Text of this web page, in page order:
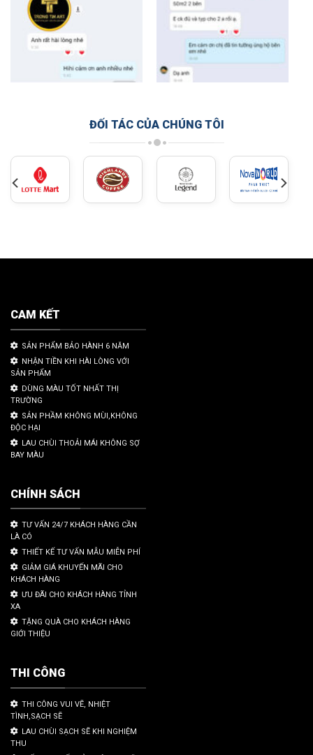
ĐỐI TÁC CỦA CHÚNG TÔI
CAM KẾT
SẢN PHẨM BẢO HÀNH 6 NĂM
NHẬN TIỀN KHI HÀI LÒNG VỚI
SẢN PHẨM
DÙNG MÀU TỐT NHẤT THỊ
TRƯỜNG
SẢN PHẦM KHÔNG MÙI,KHÔNG
ĐỘC HẠI
LAU CHÙI THOẢI MÁI KHÔNG SỢ
BAY MÀU
CHÍNH SÁCH
TƯ VẤN 24/7 KHÁCH HÀNG CẦN
LÀ CÓ
THIẾT KẾ TƯ VẤN MẪU MIỄN PHÍ
GIẢM GIÁ KHUYẾN MÃI CHO
KHÁCH HÀNG
ƯU ĐÃI CHO KHÁCH HÀNG TỈNH
XA
TẶNG QUÀ CHO KHÁCH HÀNG
GIỚI THIỆU
THI CÔNG
THI CÔNG VUI VẼ, NHIỆT
TÌNH,SẠCH SẼ
LAU CHÙI SẠCH SẼ KHI NGHIỆM
THU